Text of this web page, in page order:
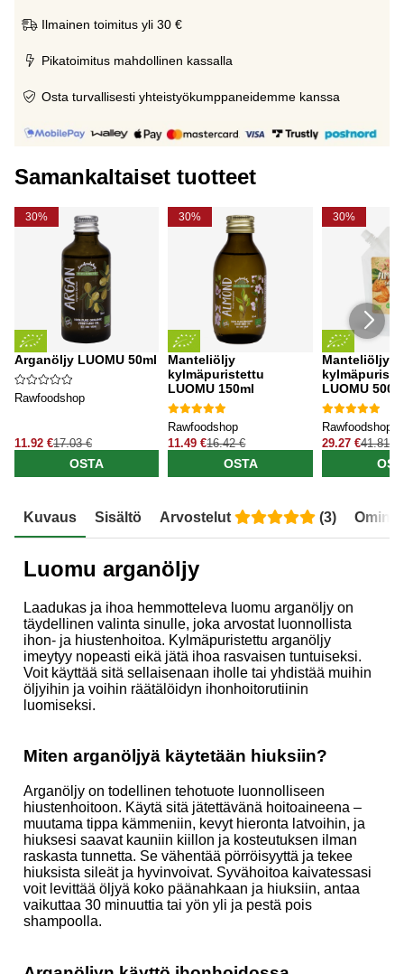
Ilmainen toimitus yli 30 €
Pikatoimitus mahdollinen kassalla
Osta turvallisesti yhteistyökumppaneidemme kanssa
Samankaltaiset tuotteet
30%
Arganöljy LUOMU 50ml
Rawfoodshop
11.92 €17.03 €
OSTA
30%
Manteliöljy
kylmäpuristettu
LUOMU 150ml
Rawfoodshop
11.49 €16.42 €
OSTA
30%
Manteliöljy
LUOMU
Rawfoodshop
29.27 €41.81 €
Kuvaus Sisältö Arvostelut (3)
Luomu arganöljy
Laadukas ja ihoa hemmotteleva luomu arganöljy on
täydellinen valinta sinulle, joka arvostat luonnollista
ihon- ja hiustenhoitoa. Kylmäpuristettu arganöljy
imeytyy nopeasti eikä jätä ihoa rasvaisen tuntuiseksi.
Voit käyttää sitä sellaisenaan iholle tai yhdistää muihin
öljyihin ja voihin räätälöidyn ihonhoitorutiinin
luomiseksi.
Miten arganöljyä käytetään hiuksiin?
Arganöljy on todellinen tehotuote luonnolliseen
hiustenhoitoon. Käytä sitä jätettävänä hoitoaineena –
muutama tippa kämmeniin, kevyt hieronta latvoihin, ja
hiuksesi saavat kauniin kiillon ja kosteutuksen ilman
raskasta tunnetta. Se vähentää pörröisyyttä ja tekee
hiuksista sileät ja hyvinvoivat. Syvähoitoa kaivatessasi
voit levittää öljyä koko päänahkaan ja hiuksiin, antaa
vaikuttaa 30 minuuttia tai yön yli ja pestä pois
shampoolla.